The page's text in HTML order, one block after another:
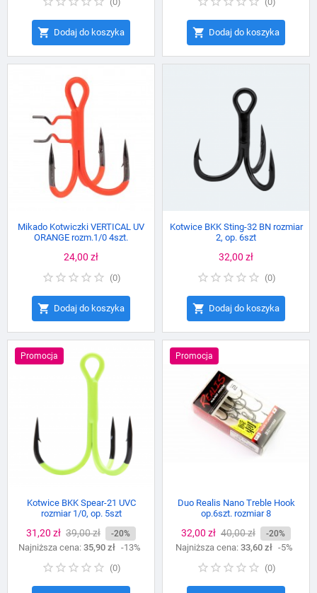
 Dodaj do koszyka  Dodaj do koszyka
Mikado Kotwiczki VERTICAL UV
ORANGE rozm.1/0 4szt.
Cena
24,00 zł
(0)
 Dodaj do koszyka
Kotwice BKK Sting-32 BN rozmiar
2, op. 6szt
Cena
32,00 zł
(0)
 Dodaj do koszyka
Promocja
Kotwice BKK Spear-21 UVC
rozmiar 1/0, op. 5szt
Cena
31,20 zł Cena
podstawowa
39,00 zł -20%
Najniższa cena: 35,90 zł -13%
(0)
Promocja
Duo Realis Nano Treble Hook
op.6szt. rozmiar 8
Cena
32,00 zł Cena
podstawowa
40,00 zł -20%
Najniższa cena: 33,60 zł -5%
(0)